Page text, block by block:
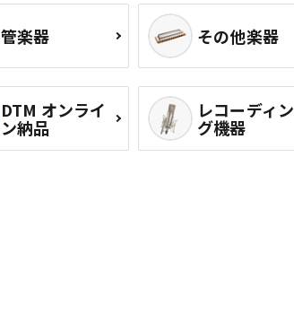
管楽器 その他楽器
DTM オンライ
ン納品
レコーディン
グ機器